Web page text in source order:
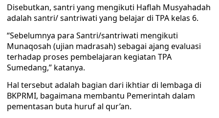
Disebutkan, santri yang mengikuti Haflah Musyahadah
adalah santri/ santriwati yang belajar di TPA kelas 6.
“Sebelumnya para Santri/santriwati mengikuti
Munaqosah (ujian madrasah) sebagai ajang evaluasi
terhadap proses pembelajaran kegiatan TPA
Sumedang,” katanya.
Hal tersebut adalah bagian dari ikhtiar di lembaga di
BKPRMI, bagaimana membantu Pemerintah dalam
pementasan buta huruf al qur’an.